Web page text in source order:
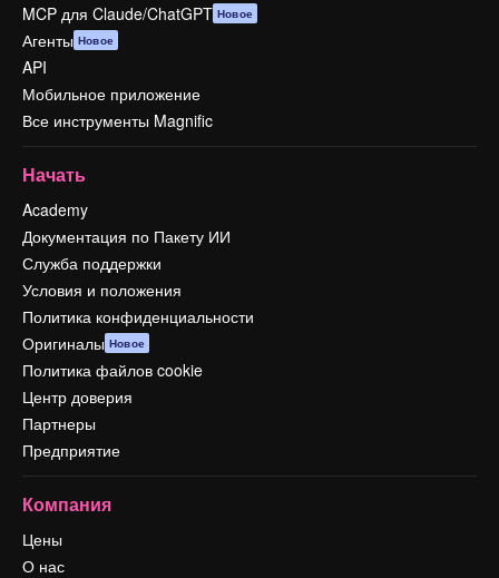
MCP для Claude/ChatGPT Новое
Агенты Новое
API
Мобильное приложение
Все инструменты Magnific
Начать
Academy
Документация по Пакету ИИ
Служба поддержки
Условия и положения
Политика конфиденциальности
Оригиналы Новое
Политика файлов cookie
Центр доверия
Партнеры
Предприятие
Компания
Цены
О нас